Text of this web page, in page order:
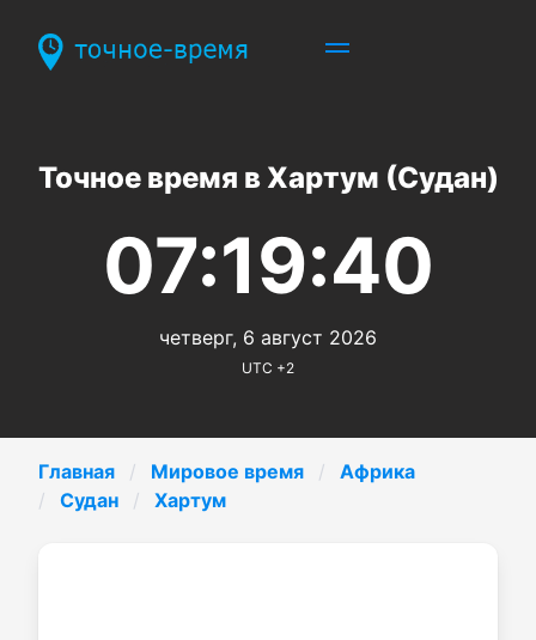
Точное время в Хартум (Судан)
07:19:40
четверг, 6 август 2026
UTC +2
Главная Мировое время
Африка
Судан
Хартум